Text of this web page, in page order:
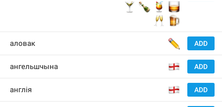
🍸
🍾
🍹
🥃
🥂
🍺
ADD
✏️
аловак
ADD
🏴󠁧󠁢󠁥󠁮󠁧󠁿
ангельшчына
ADD
🏴󠁧󠁢󠁥󠁮󠁧󠁿
англія